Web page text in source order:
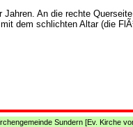
Jahren. An die rechte
dem schlichten Altar (die
Sundern [Ev. Kirche